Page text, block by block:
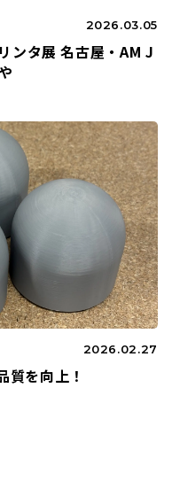
2026.03.05
ンタ展 名古屋・AM J
2026.02.27
質を向上！